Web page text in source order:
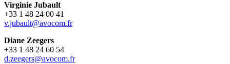
Virginie Jubault
+33 1 48 24 00 41
v.jubault@avocom.fr
Diane Zeegers
+33 1 48 24 60 54
d.zeegers@avocom.fr